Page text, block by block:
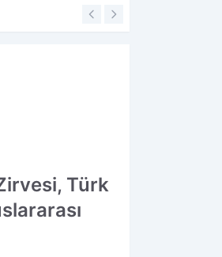
14:25
Türk